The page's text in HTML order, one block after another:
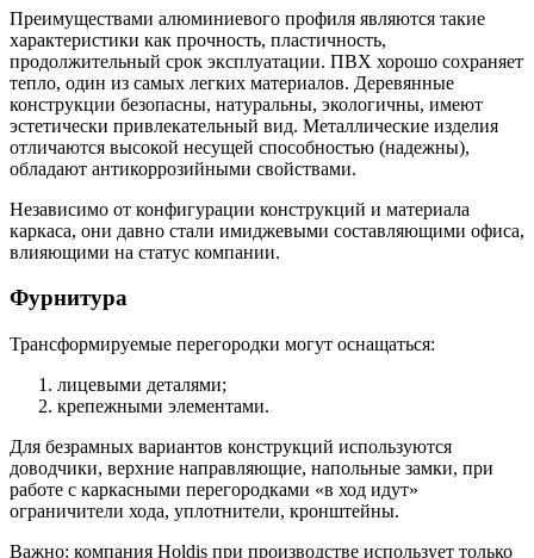
Преимуществами алюминиевого профиля являются такие
характеристики как прочность, пластичность,
продолжительный срок эксплуатации. ПВХ хорошо сохраняет
тепло, один из самых легких материалов. Деревянные
конструкции безопасны, натуральны, экологичны, имеют
эстетически привлекательный вид. Металлические изделия
отличаются высокой несущей способностью (надежны),
обладают антикоррозийными свойствами.
Независимо от конфигурации конструкций и материала
каркаса, они давно стали имиджевыми составляющими офиса,
влияющими на статус компании.
Фурнитура
Трансформируемые перегородки могут оснащаться:
лицевыми деталями;
крепежными элементами.
Для безрамных вариантов конструкций используются
доводчики, верхние направляющие, напольные замки, при
работе с каркасными перегородками «в ход идут»
ограничители хода, уплотнители, кронштейны.
Важно: компания Holdis при производстве использует только